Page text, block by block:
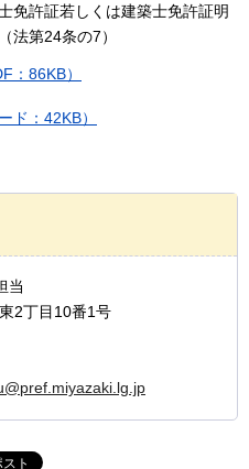
免許証若しくは建築士免許証明
法第24条の7）
：86KB）
ド：42KB）
当
2丁目10番1号